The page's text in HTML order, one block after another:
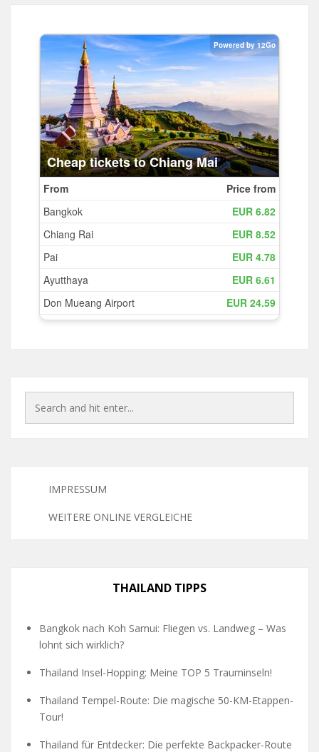
IMPRESSUM
WEITERE ONLINE VERGLEICHE
THAILAND TIPPS
Bangkok nach Koh Samui: Fliegen vs. Landweg – Was
lohnt sich wirklich?
Thailand Insel-Hopping: Meine TOP 5 Trauminseln!
Thailand Tempel-Route: Die magische 50-KM-Etappen-
Tour!
Thailand für Entdecker: Die perfekte Backpacker-Route